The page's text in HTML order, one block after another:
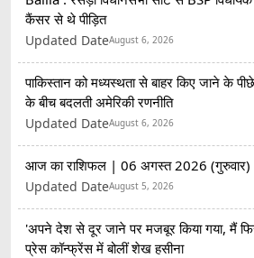
कैंसर से थे पीड़ित
Updated DateAugust 6, 2026
पाकिस्तान को मध्यस्थता से बाहर किए जाने के
के बीच बदलती अमेरिकी रणनीति
Updated DateAugust 6, 2026
आज का राशिफल | 06 अगस्त 2026 (गुरुवार)
Updated DateAugust 5, 2026
'अपने देश से दूर जाने पर मजबूर किया गया, मैं
प्रेस कॉन्फ्रेंस में बोलीं शेख हसीना